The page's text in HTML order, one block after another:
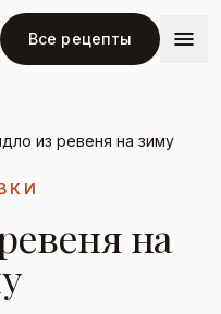
Все рецепты
из ревеня на зиму
на